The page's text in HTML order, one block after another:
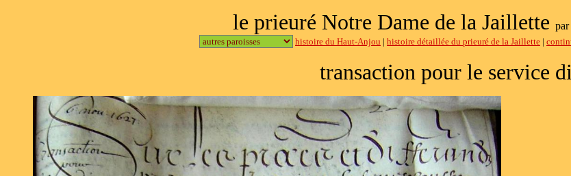
le prieuré Notre Dame de la Jaillette
histoire du Haut-Anjou | histoire détaillée du prieuré de la Jaillette |
transaction pour le service